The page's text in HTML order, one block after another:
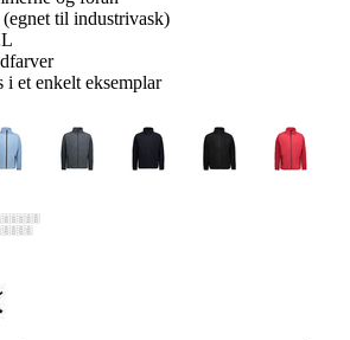
til industrivask)
i et enkelt eksemplar